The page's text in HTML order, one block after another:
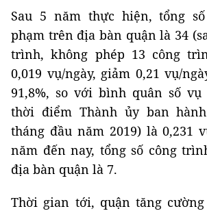
Sau 5 năm thực hiện, tổng
phạm trên địa bàn quận là 34
trình, không phép 13 công
0,019 vụ/ngày, giảm 0,21 vụ/
91,8%, so với bình quân số
thời điểm Thành ủy ban
tháng đầu năm 2019) là 0,231
năm đến nay, tổng số công
địa bàn quận là 7.
Thời gian tới, quận tăng